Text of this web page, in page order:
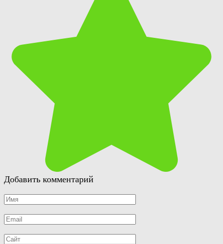
Добавить комментарий
Имя
Email
Сайт